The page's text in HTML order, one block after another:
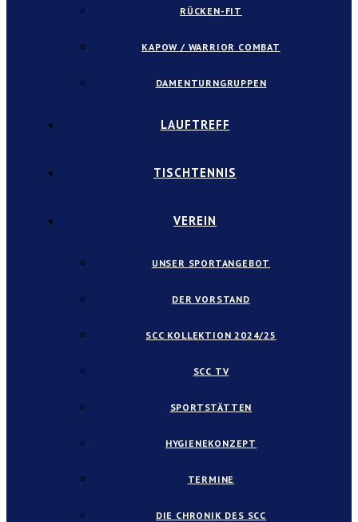
RÜCKEN-FIT
KAPOW / WARRIOR COMBAT
DAMENTURNGRUPPEN
LAUFTREFF
TISCHTENNIS
VEREIN
UNSER SPORTANGEBOT
DER VORSTAND
SCC KOLLEKTION 2024/25
SCC TV
SPORTSTÄTTEN
HYGIENEKONZEPT
TERMINE
DIE CHRONIK DES SCC